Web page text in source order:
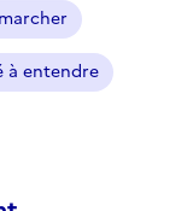
à entendre